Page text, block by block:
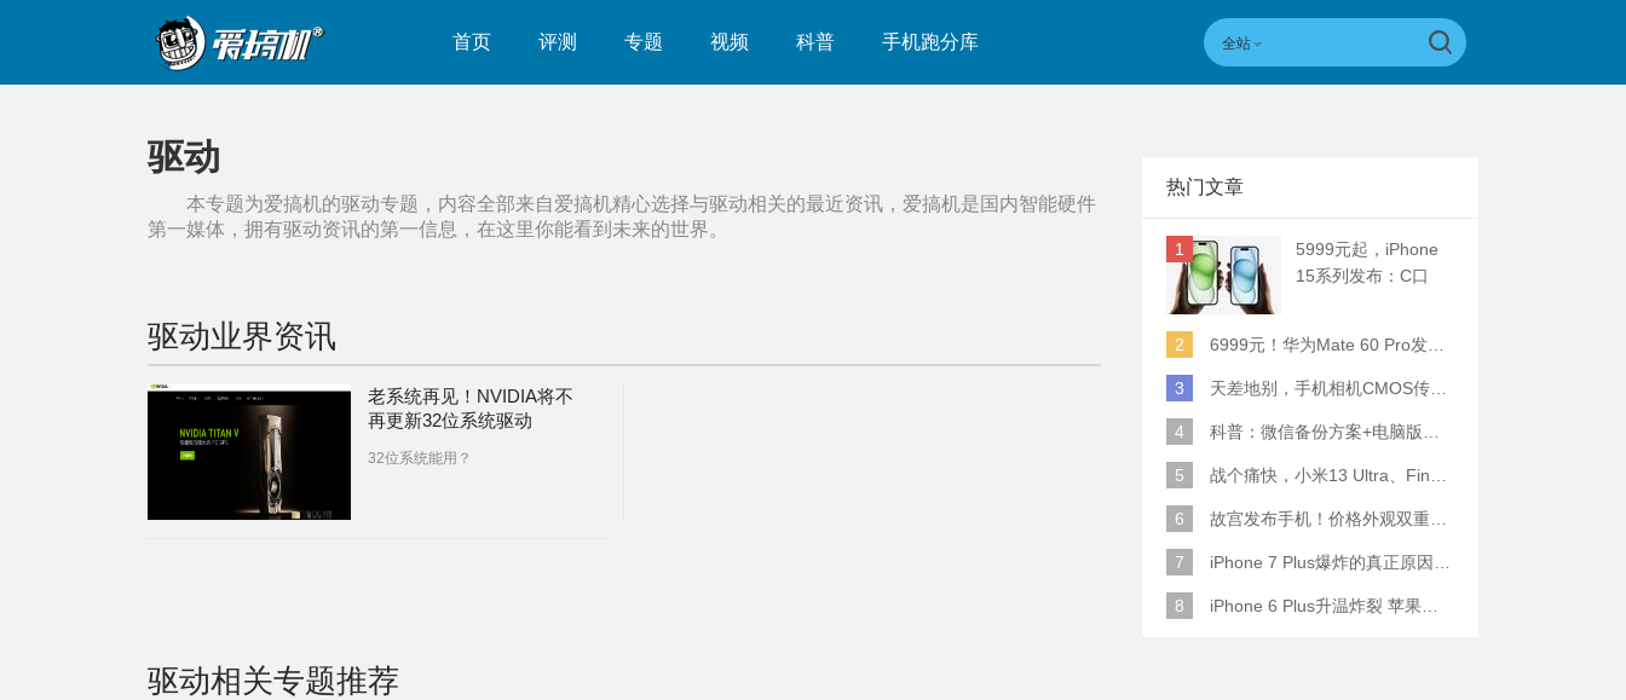
首页 评测 专题 视频 科普 手机跑分库 全站
驱动
本专题为爱搞机的驱动专题，内容全部来自爱搞机精心选择与驱动相关的最近资讯，爱搞机是国内智能硬件
第一媒体，拥有驱动资讯的第一信息，在这里你能看到未来的世界。
驱动业界资讯
老系统再见！NVIDIA将不
再更新32位系统驱动
32位系统能用？
驱动相关专题推荐
热门文章
1
5999元起，iPhone
15系列发布：C口
2
6999元！华为Mate 60 Pro发布：麒麟9000S+卫星通话 (附初步跑分)
3 天差地别，手机相机CMOS传感器实际面积对比
4 科普：微信备份方案+电脑版丢失数据恢复指南
5 战个痛快，小米13 Ultra、Find X6 Pro、vivo X90 Pro+、小米12SU拍照横评
6 故宫发布手机！价格外观双重逆天！
7 iPhone 7 Plus爆炸的真正原因原来是这样
8 iPhone 6 Plus升温炸裂 苹果赔了一部全新的